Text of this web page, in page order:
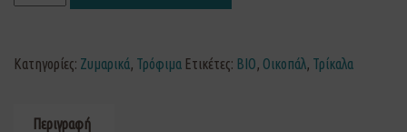
Κατηγορίες: Ζυμαρικά, Τρόφιμα Ετικέτες: ΒΙΟ, Οικοπάλ, Τρίκαλα
Περιγραφή